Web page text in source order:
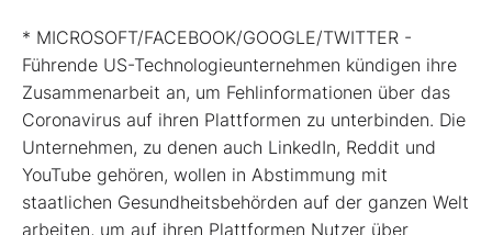
* MICROSOFT/FACEBOOK/GOOGLE/TWITTER -
Führende US-Technologieunternehmen kündigen ihre
Zusammenarbeit an, um Fehlinformationen über das
Coronavirus auf ihren Plattformen zu unterbinden. Die
Unternehmen, zu denen auch LinkedIn, Reddit und
YouTube gehören, wollen in Abstimmung mit
staatlichen Gesundheitsbehörden auf der ganzen Welt
arbeiten, um auf ihren Plattformen Nutzer über